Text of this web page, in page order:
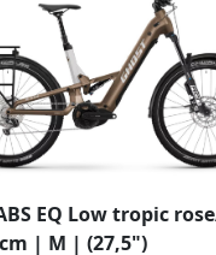
EQ Low tropic
| M | (27,5")